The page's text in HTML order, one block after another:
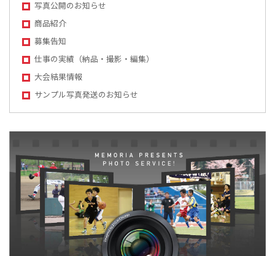
写真公開のお知らせ
商品紹介
募集告知
仕事の実績（納品・撮影・編集）
大会結果情報
サンプル写真発送のお知らせ